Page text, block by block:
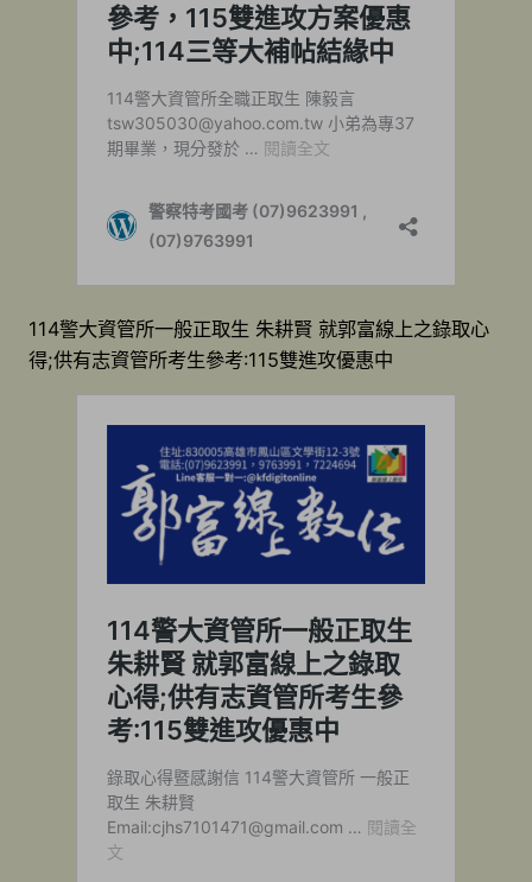
114警大資管所一般正取生 朱耕賢 就郭富線上之錄取心
得;供有志資管所考生參考:115雙進攻優惠中